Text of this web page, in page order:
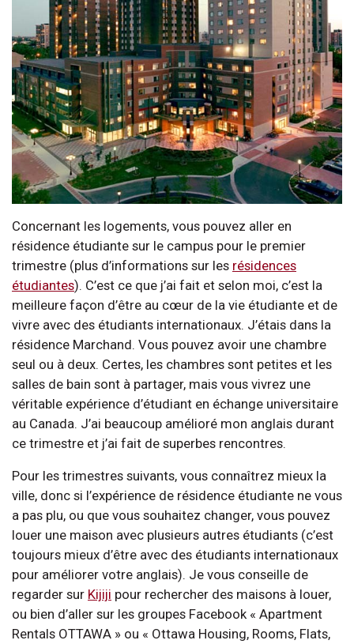
Concernant les logements, vous pouvez aller en
résidence étudiante sur le campus pour le premier
trimestre (plus d’informations sur les résidences
étudiantes). C’est ce que j’ai fait et selon moi, c’est la
meilleure façon d’être au cœur de la vie étudiante et de
vivre avec des étudiants internationaux. J’étais dans la
résidence Marchand. Vous pouvez avoir une chambre
seul ou à deux. Certes, les chambres sont petites et les
salles de bain sont à partager, mais vous vivrez une
véritable expérience d’étudiant en échange universitaire
au Canada. J’ai beaucoup amélioré mon anglais durant
ce trimestre et j’ai fait de superbes rencontres.
Pour les trimestres suivants, vous connaîtrez mieux la
ville, donc si l’expérience de résidence étudiante ne vous
a pas plu, ou que vous souhaitez changer, vous pouvez
louer une maison avec plusieurs autres étudiants (c’est
toujours mieux d’être avec des étudiants internationaux
pour améliorer votre anglais). Je vous conseille de
regarder sur Kijiji pour rechercher des maisons à louer,
ou bien d’aller sur les groupes Facebook « Apartment
Rentals OTTAWA » ou « Ottawa Housing, Rooms, Flats,